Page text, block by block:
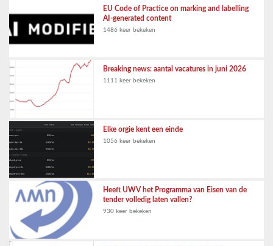
EU Code of Practice on marking and labelling
AI-generated content
1486 keer bekeken
Breaking news: aantal vacatures in juni 2026
1111 keer bekeken
Elke orgie kent een einde
1056 keer bekeken
Heeft UWV het Programma van Eisen van de
tender volledig laten vallen?
930 keer bekeken